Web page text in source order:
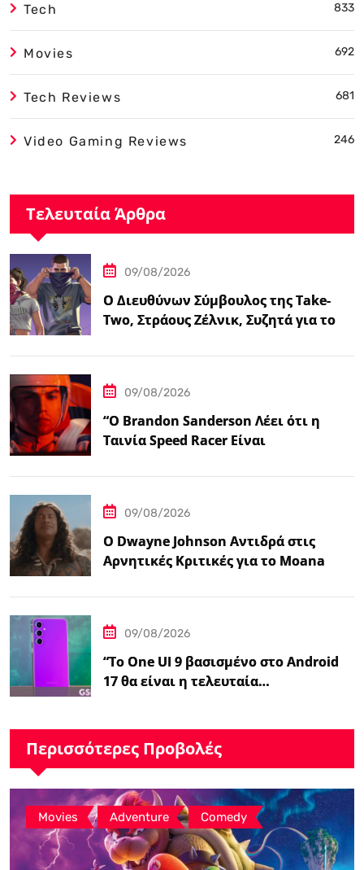
Tech 833
Movies 692
Tech Reviews 681
Video Gaming Reviews 246
Τελευταία Άρθρα
09/08/2026
Ο Διευθύνων Σύμβουλος της Take-
Two, Στράους Ζέλνικ, Συζητά για το
09/08/2026
“Ο Brandon Sanderson Λέει ότι η
Ταινία Speed Racer Είναι
09/08/2026
Ο Dwayne Johnson Αντιδρά στις
Αρνητικές Κριτικές για το Moana
Δράσης της Disney
09/08/2026
“Το One UI 9 βασισμένο στο Android
17 θα είναι η τελευταία…
Περισσότερες Προβολές
Movies , Adventure , Comedy